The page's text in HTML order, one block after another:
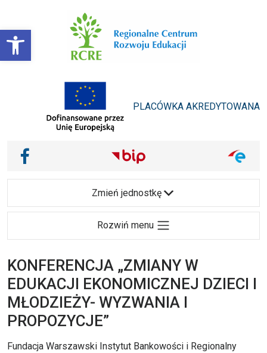
Otwórz pasek narzędzi
Main Navigation
PLACÓWKA AKREDYTOWANA
Nasze media społecznościowe i inne
Facebook
Zmień jednostkę
Rozwiń menu
KONFERENCJA „ZMIANY W
EDUKACJI EKONOMICZNEJ DZIECI I
MŁODZIEŻY- WYZWANIA I
PROPOZYCJE”
Fundacja Warszawski Instytut Bankowości i Regionalny